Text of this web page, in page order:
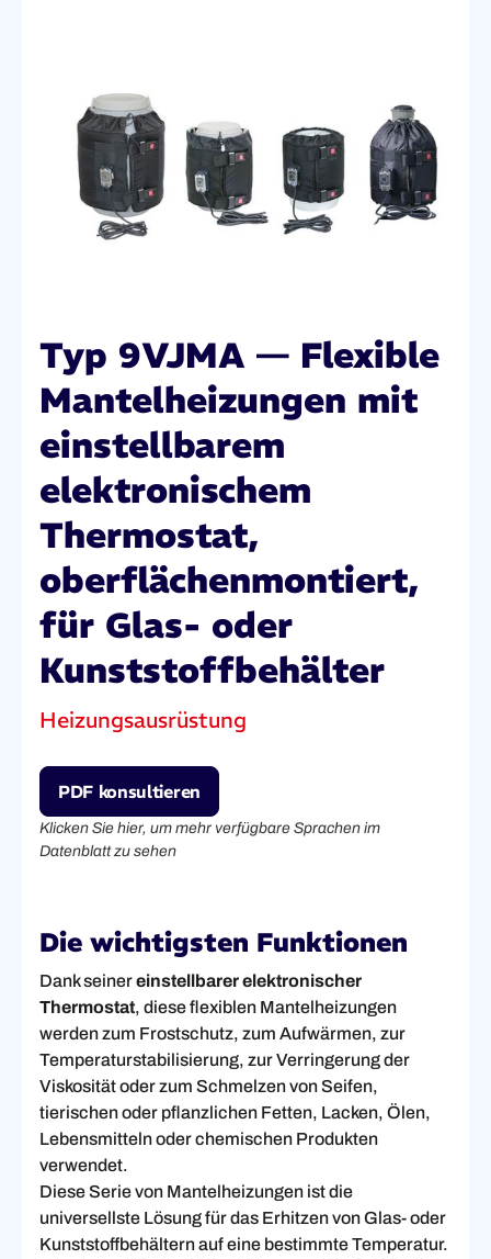
Typ 9VJMA — Flexible
Mantelheizungen mit
einstellbarem
elektronischem
Thermostat,
oberflächenmontiert,
für Glas- oder
Kunststoffbehälter
Heizungsausrüstung
PDF konsultieren
Klicken Sie hier, um mehr verfügbare Sprachen im
Datenblatt zu sehen
Die wichtigsten Funktionen
Dank seinereinstellbarer elektronischer
Thermostat, diese flexiblen Mantelheizungen
werden zum Frostschutz, zum Aufwärmen, zur
Temperaturstabilisierung, zur Verringerung der
Viskosität oder zum Schmelzen von Seifen,
tierischen oder pflanzlichen Fetten, Lacken, Ölen,
Lebensmitteln oder chemischen Produkten
verwendet.
Diese Serie von Mantelheizungen ist die
universellste Lösung für das Erhitzen von Glas- oder
Kunststoffbehältern auf eine bestimmte Temperatur.